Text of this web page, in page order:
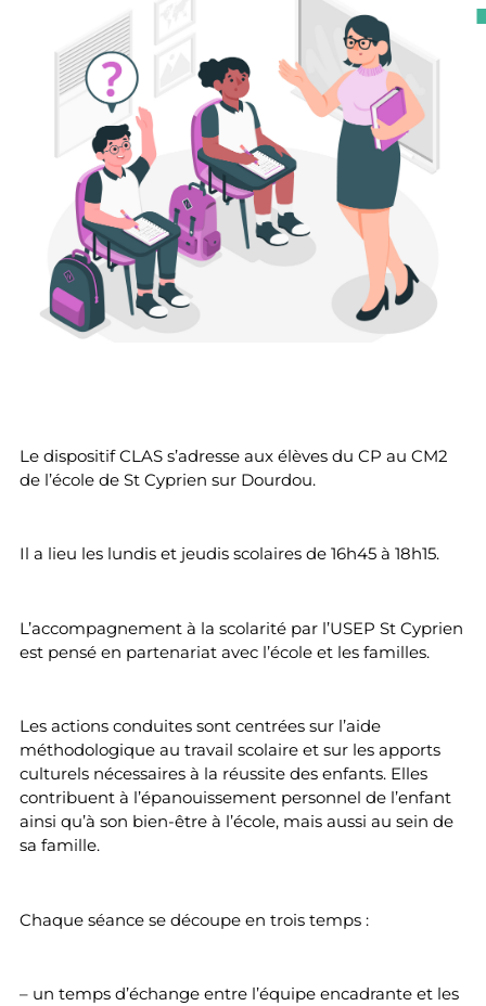
Le dispositif CLAS s’adresse aux élèves du CP au CM2
de l’école de St Cyprien sur Dourdou.
Il a lieu les lundis et jeudis scolaires de 16h45 à 18h15.
L’accompagnement à la scolarité par l’USEP St Cyprien
est pensé en partenariat avec l’école et les familles.
Les actions conduites sont centrées sur l’aide
méthodologique au travail scolaire et sur les apports
culturels nécessaires à la réussite des enfants. Elles
contribuent à l’épanouissement personnel de l’enfant
ainsi qu’à son bien-être à l’école, mais aussi au sein de
sa famille.
Chaque séance se découpe en trois temps :
– un temps d’échange entre l’équipe encadrante et les